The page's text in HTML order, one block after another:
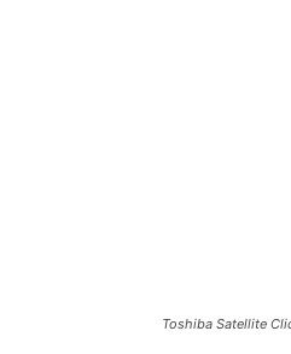
Toshiba Satellite